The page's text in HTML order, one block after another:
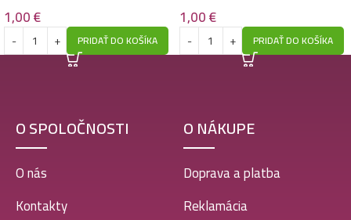
1,00€
PRIDAŤ DO KOŠÍKA
1,00€
PRIDAŤ DO KOŠÍKA
O SPOLOČNOSTI
O nás
Kontakty
O NÁKUPE
Doprava a platba
Reklamácia